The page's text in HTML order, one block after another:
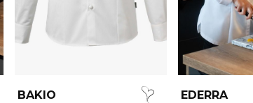
BAKIO EDERRA